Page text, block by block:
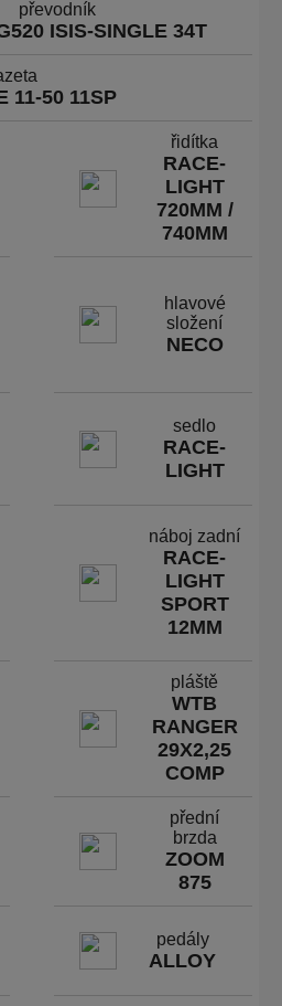
převodník
ISIS-SINGLE 34T
11-50 11SP
řidítka
RACE-
LIGHT
720MM /
740MM
hlavové
složení
NECO
sedlo
RACE-
LIGHT
náboj zadní
RACE-
LIGHT
SPORT
12MM
pláště
WTB
RANGER
29X2,25
COMP
přední
brzda
ZOOM
875
pedály
ALLOY